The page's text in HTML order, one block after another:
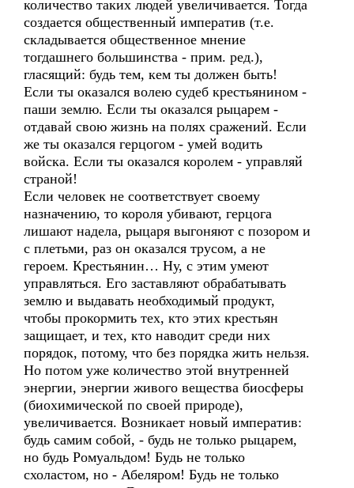
количество таких людей увеличивается. Тогда
создается общественный императив (т.е.
складывается общественное мнение
тогдашнего большинства - прим. ред.),
гласящий: будь тем, кем ты должен быть!
Если ты оказался волею судеб крестьянином -
паши землю. Если ты оказался рыцарем -
отдавай свою жизнь на полях сражений. Если
же ты оказался герцогом - умей водить
войска. Если ты оказался королем - управляй
страной!
Если человек не соответствует своему
назначению, то короля убивают, герцога
лишают надела, рыцаря выгоняют с позором и
с плетьми, раз он оказался трусом, а не
героем. Крестьянин… Ну, с этим умеют
управляться. Его заставляют обрабатывать
землю и выдавать необходимый продукт,
чтобы прокормить тех, кто этих крестьян
защищает, и тех, кто наводит среди них
порядок, потому, что без порядка жить нельзя.
Но потом уже количество этой внутренней
энергии, энергии живого вещества биосферы
(биохимической по своей природе),
увеличивается. Возникает новый императив:
будь самим собой, - будь не только рыцарем,
но будь Ромуальдом! Будь не только
схоластом, но - Абеляром! Будь не только